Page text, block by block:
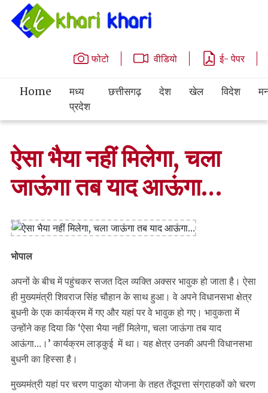
फोटो वीडियो ई- पेपर
Home
मध्य
प्रदेश
छत्तीसगढ़ देश खेल विदेश
ऐसा भैया नहीं मिलेगा, चला
जाऊंगा तब याद आऊंगा…
भोपाल
अपनों के बीच में पहुंचकर सजत दिल व्यक्ति अक्सर भावुक हो जाता है। ऐसा
ही मुख्यमंत्री शिवराज सिंह चौहान के साथ हुआ। वे अपने विधानसभा क्षेत्र
बुधनी के एक कार्यक्रम में गए और यहां पर वे भावुक हो गए। भावुकता में
उन्होंने कह दिया कि ‘ऐसा भैया नहीं मिलेगा, चला जाऊंगा तब याद
आऊंगा…।’ कार्यक्रम लाड़कुई में था। यह क्षेत्र उनकी अपनी विधानसभा
बुधनी का हिस्सा है।
मुख्यमंत्री यहां पर चरण पादुका योजना के तहत तेंदूपत्ता संग्राहकों को चरण